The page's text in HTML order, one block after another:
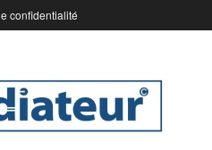
confidentialité